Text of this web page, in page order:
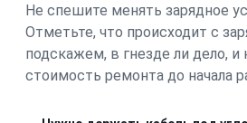
Не спешите менять зарядное
Отметьте, что происходит с
подскажем, в гнезде ли дело, и
стоимость ремонта до начала